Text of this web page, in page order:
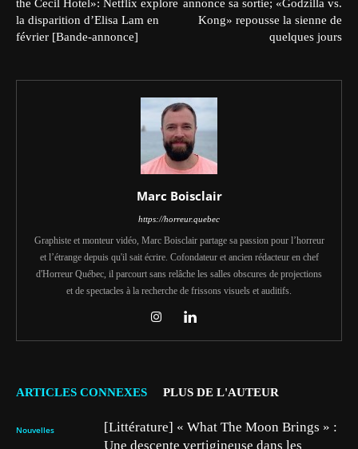
the Cecil Hotel»: Netflix explore
la disparition d’Elisa Lam en
février [Bande-annonce]
annonce sa sortie; «Godzilla vs.
Kong» repousse la sienne de
quelques jours
Marc Boisclair
https://horreur.quebec
Graphiste et monteur vidéo, Marc Boisclair partage sa passion pour l’horreur
et l’étrange depuis qu'il sait écrire. Cofondateur et ancien rédacteur en chef
d'Horreur Québec, il parcourt sans relâche les salles obscures de projections
et de spectacles à la recherche de frissons visuels et auditifs.
ARTICLES CONNEXES PLUS DE L'AUTEUR
Nouvelles
[Littérature] « What The Moon Brings » :
Une descente vertigineuse dans les